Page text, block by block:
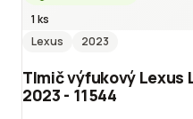
1 ks
Lexus
2023
Tlmič výfukový Lexus
2023 - 11544